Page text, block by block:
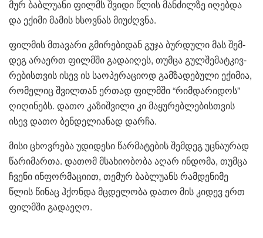
მურ ბაბ­ლუ­ა­ნი ფილ­მს შვი­დი წლის მან­ძილ­ზე იღებ­და
და ექი­მი მა­მის ხსოვ­ნას მი­უ­ძღვნა.
ფილ­მის მთა­ვა­რი გმი­რე­ბი­დან გუჯა ბურ­დუ­ლი მას შემ­
დეგ არა­ერთ ფილმში გა­და­ი­ღეს, თუმ­ცა გულ­შე­მატ­კივ­
რე­ბის­თვის ისევ ის სა­ო­პე­რა­ცი­ოდ გამ­ზა­დე­ბუ­ლი ექი­მია,
რო­მე­ლიც შვილ­თან ერ­თად ფილმში “რიმ­და­რი­დოს”
ღი­ღი­ნებს. დათო კა­ზიშ­ვი­ლი კი მა­ყუ­რებ­ლე­ბის­თვის
ისევ დათო ბენ­დე­ლი­ა­ნად დარ­ჩა.
მისი ცხოვ­რე­ბა უდი­დე­სი წარ­მა­ტე­ბის შემ­დეგ უც­ნა­უ­რად
წა­რი­მარ­თა. და­თომ მსა­ხი­ო­ბო­ბა აღარ ინ­დო­მა, თუმ­ცა
ჩვე­ნი ინ­ფორ­მა­ცი­ით, თე­მურ ბაბ­ლუ­ანს რამ­დე­ნი­მე
წლის წი­ნაც ჰქონ­და მცდე­ლო­ბა დათო მის კი­დევ ერთ
ფილმში გა­და­ე­ღო.